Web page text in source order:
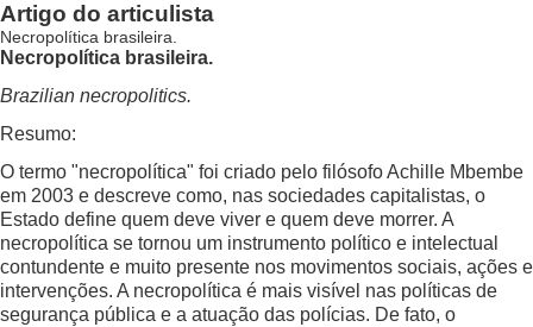
Artigo do articulista
Necropolítica brasileira.
Necropolítica brasileira.
Brazilian necropolitics.
Resumo:
O termo "necropolítica" foi criado pelo filósofo Achille Mbembe
em 2003 e descreve como, nas sociedades capitalistas, o
Estado define quem deve viver e quem deve morrer. A
necropolítica se tornou um instrumento político e intelectual
contundente e muito presente nos movimentos sociais, ações e
intervenções. A necropolítica é mais visível nas políticas de
segurança pública e a atuação das polícias. De fato, o